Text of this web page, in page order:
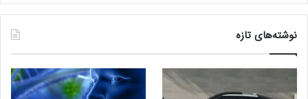
نوشته‌های تازه